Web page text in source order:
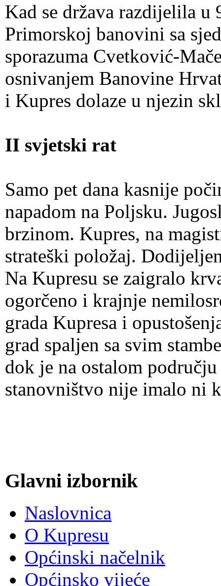
Kad se država razdijelila u
Primorskoj banovini sa
sporazuma Cvetković-
osnivanjem Banovine
i Kupres dolaze u njezin
II svjetski rat
Samo pet dana kasnije
napadom na Poljsku.
brzinom. Kupres, na
strateški položaj.
Na Kupresu se zaigralo
ogorčeno i krajnje
grada Kupresa i
grad spaljen sa svim
dok je na ostalom
stanovništvo nije imalo ni
Glavni izbornik
Naslovnica
O Kupresu
Općinski načelnik
Općinsko vijeće